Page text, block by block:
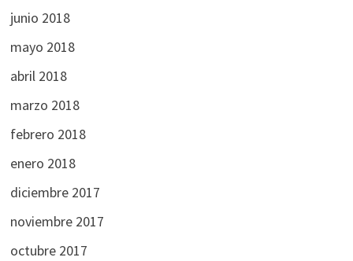
junio 2018
mayo 2018
abril 2018
marzo 2018
febrero 2018
enero 2018
diciembre 2017
noviembre 2017
octubre 2017